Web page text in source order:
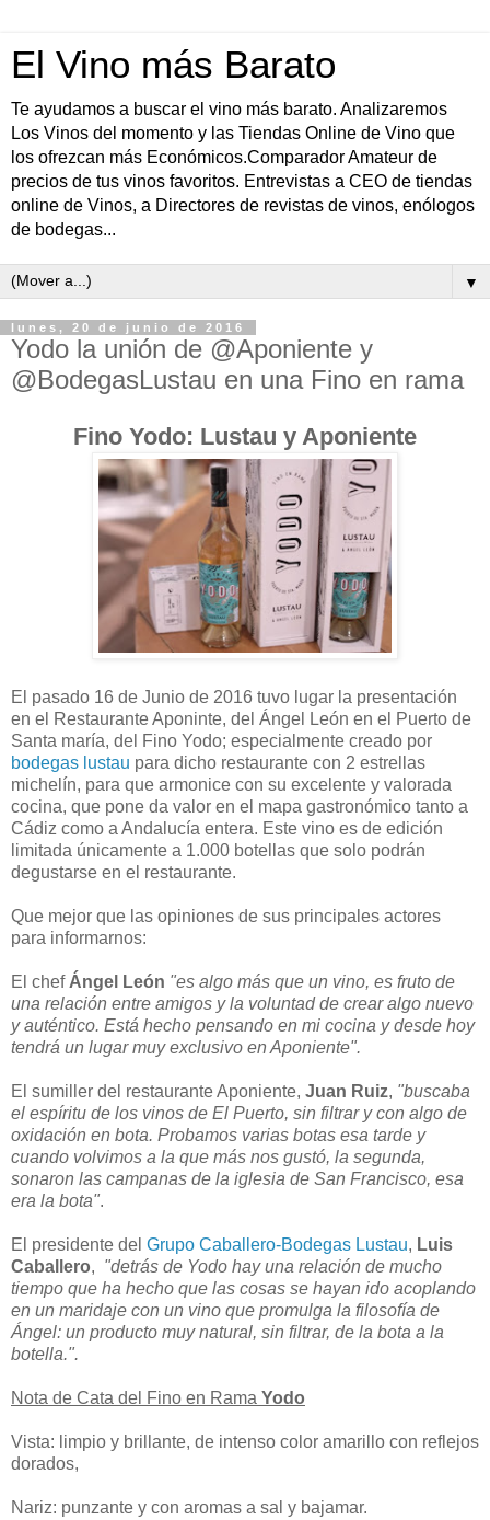
El Vino más Barato
Te ayudamos a buscar el vino más barato. Analizaremos
Los Vinos del momento y las Tiendas Online de Vino que
los ofrezcan más Económicos.Comparador Amateur de
precios de tus vinos favoritos. Entrevistas a CEO de tiendas
online de Vinos, a Directores de revistas de vinos, enólogos
de bodegas...
▼
lunes, 20 de junio de 2016
Yodo la unión de @Aponiente y
@BodegasLustau en una Fino en rama
Fino Yodo: Lustau y Aponiente
El pasado 16 de Junio de 2016 tuvo lugar la presentación
en el Restaurante Aponinte, del Ángel León en el Puerto de
Santa maría, del Fino Yodo; especialmente creado por
bodegas lustau para dicho restaurante con 2 estrellas
michelín, para que armonice con su excelente y valorada
cocina, que pone da valor en el mapa gastronómico tanto a
Cádiz como a Andalucía entera. Este vino es de edición
limitada únicamente a 1.000 botellas que solo podrán
degustarse en el restaurante.
Que mejor que las opiniones de sus principales actores
para informarnos:
El chef Ángel León "es algo más que un vino, es fruto de
una relación entre amigos y la voluntad de crear algo nuevo
y auténtico. Está hecho pensando en mi cocina y desde hoy
tendrá un lugar muy exclusivo en Aponiente".
El sumiller del restaurante Aponiente, Juan Ruiz, "buscaba
el espíritu de los vinos de El Puerto, sin filtrar y con algo de
oxidación en bota. Probamos varias botas esa tarde y
cuando volvimos a la que más nos gustó, la segunda,
sonaron las campanas de la iglesia de San Francisco, esa
era la bota".
El presidente del Grupo Caballero-Bodegas Lustau, Luis
Caballero, "detrás de Yodo hay una relación de mucho
tiempo que ha hecho que las cosas se hayan ido acoplando
en un maridaje con un vino que promulga la filosofía de
Ángel: un producto muy natural, sin filtrar, de la bota a la
botella.".
Nota de Cata del Fino en Rama Yodo
Vista: limpio y brillante, de intenso color amarillo con reflejos
dorados,
Nariz: punzante y con aromas a sal y bajamar.